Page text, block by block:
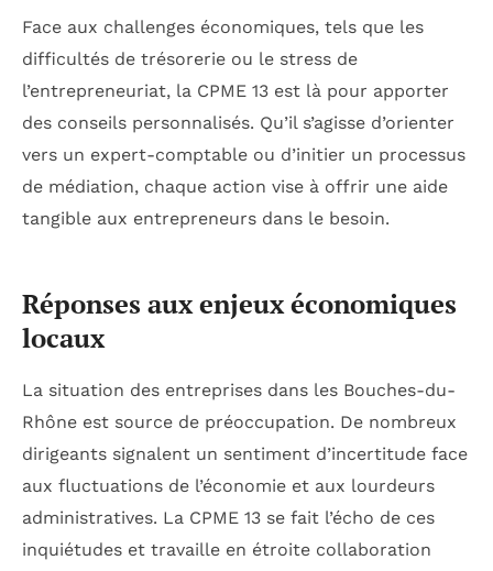
Face aux challenges économiques, tels que les
difficultés de trésorerie ou le stress de
l’entrepreneuriat, la CPME 13 est là pour apporter
des conseils personnalisés. Qu’il s’agisse d’orienter
vers un expert-comptable ou d’initier un processus
de médiation, chaque action vise à offrir une aide
tangible aux entrepreneurs dans le besoin.
Réponses aux enjeux économiques
locaux
La situation des entreprises dans les Bouches-du-
Rhône est source de préoccupation. De nombreux
dirigeants signalent un sentiment d’incertitude face
aux fluctuations de l’économie et aux lourdeurs
administratives. La CPME 13 se fait l’écho de ces
inquiétudes et travaille en étroite collaboration